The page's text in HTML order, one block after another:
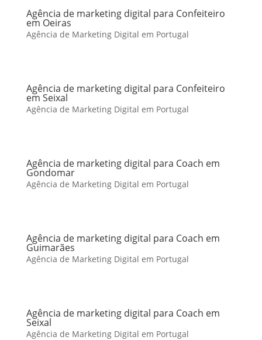
Agência de marketing digital para Confeiteiro
em Oeiras
Agência de Marketing Digital em Portugal
Agência de marketing digital para Confeiteiro
em Seixal
Agência de Marketing Digital em Portugal
Agência de marketing digital para Coach em
Gondomar
Agência de Marketing Digital em Portugal
Agência de marketing digital para Coach em
Guimarães
Agência de Marketing Digital em Portugal
Agência de marketing digital para Coach em
Seixal
Agência de Marketing Digital em Portugal